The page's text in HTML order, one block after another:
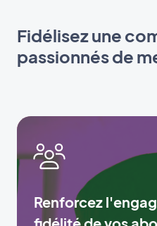
Fidélisez une
passionnés de
Renforcez